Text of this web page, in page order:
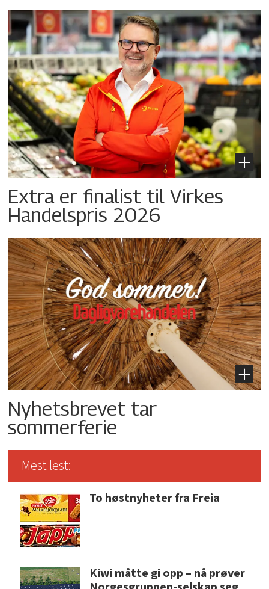
Extra er finalist til Virkes
Handelspris 2026
Nyhetsbrevet tar
sommerferie
Mest lest:
To høstnyheter fra Freia
Kiwi måtte gi opp – nå prøver